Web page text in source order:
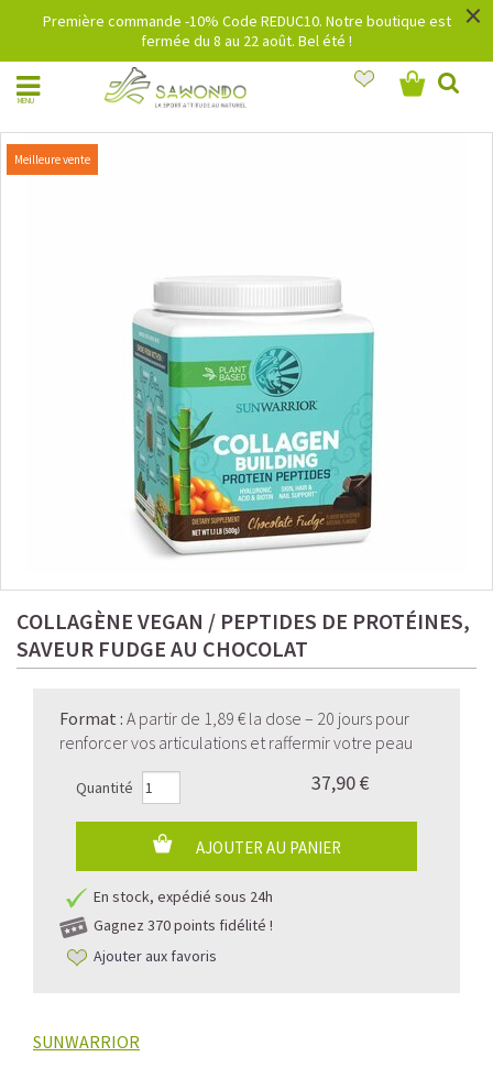
Première commande -10% Code REDUC10. Notre boutique est
fermée du 8 au 22 août. Bel été !
×
MENU
Meilleure vente
COLLAGÈNE VEGAN / PEPTIDES DE PROTÉINES,
SAVEUR FUDGE AU CHOCOLAT
Format : A partir de 1,89 € la dose – 20 jours pour
renforcer vos articulations et raffermir votre peau
Quantité 37,90 €
AJOUTER AU PANIER
En stock, expédié sous 24h
Gagnez 370 points fidélité !
Ajouter aux favoris
SUNWARRIOR